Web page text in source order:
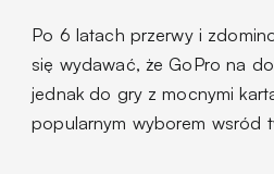
Po 6 latach przerwy i
się wydawać, że GoPro na
jednak do gry z mocnymi
popularnym wyborem wsród